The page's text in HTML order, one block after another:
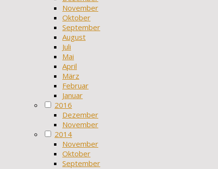
November
Oktober
September
August
Juli
Mai
April
März
Februar
Januar
2016
Dezember
November
2014
November
Oktober
September